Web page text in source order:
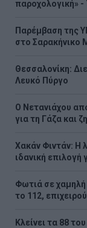
παροχολογική» -
Παρέμβαση της
στο Σαρακήνικο
Θεσσαλονίκη:
Λευκό Πύργο
Ο Νετανιάχου
για τη Γάζα και
Χακάν Φιντάν: Η
ιδανική επιλογή
Φωτιά σε
το 112,
Κλείνει τα 88